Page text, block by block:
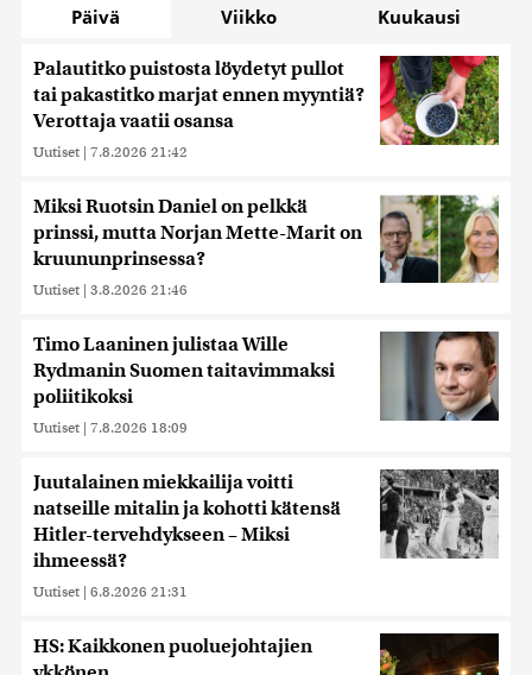
Päivä Viikko Kuukausi
Palautitko puistosta löydetyt pullot
tai pakastitko marjat ennen myyntiä?
Verottaja vaatii osansa
Uutiset | 7.8.2026 21:42
Miksi Ruotsin Daniel on pelkkä
prinssi, mutta Norjan Mette-Marit on
kruununprinsessa?
Uutiset | 3.8.2026 21:46
Timo Laaninen julistaa Wille
Rydmanin Suomen taitavimmaksi
poliitikoksi
Uutiset | 7.8.2026 18:09
Juutalainen miekkailija voitti
natseille mitalin ja kohotti kätensä
Hitler-tervehdykseen – Miksi
ihmeessä?
Uutiset | 6.8.2026 21:31
HS: Kaikkonen puoluejohtajien